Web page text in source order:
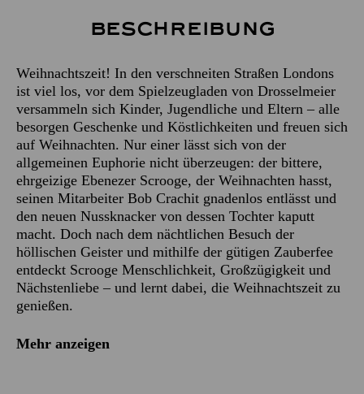
Beschreibung
Weihnachtszeit! In den verschneiten Straßen Londons
ist viel los, vor dem Spielzeugladen von Drosselmeier
versammeln sich Kinder, Jugendliche und Eltern – alle
besorgen Geschenke und Köstlichkeiten und freuen sich
auf Weihnachten. Nur einer lässt sich von der
allgemeinen Euphorie nicht überzeugen: der bittere,
ehrgeizige Ebenezer Scrooge, der Weihnachten hasst,
seinen Mitarbeiter Bob Crachit gnadenlos entlässt und
den neuen Nussknacker von dessen Tochter kaputt
macht. Doch nach dem nächtlichen Besuch der
höllischen Geister und mithilfe der gütigen Zauberfee
entdeckt Scrooge Menschlichkeit, Großzügigkeit und
Nächstenliebe – und lernt dabei, die Weihnachtszeit zu
genießen.
Mehr anzeigen